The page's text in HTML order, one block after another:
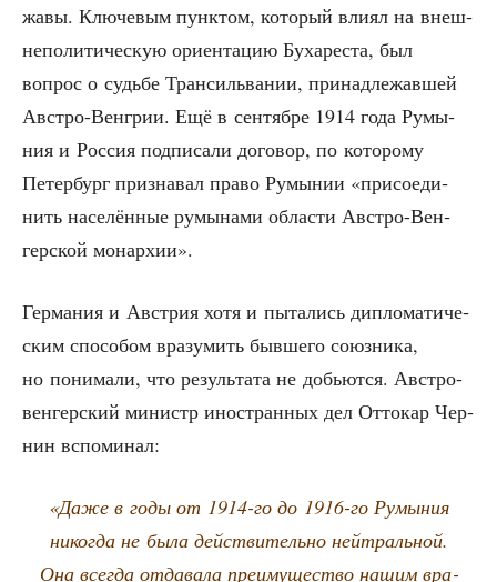
жа­вы. Клю­че­вым пунк­том, кото­рый вли­ял на внеш­
не­по­ли­ти­че­скую ори­ен­та­цию Буха­ре­ста, был
вопрос о судь­бе Тран­силь­ва­нии, при­над­ле­жав­шей
Авст­ро-Вен­грии. Ещё в сен­тяб­ре 1914 года Румы­
ния и Рос­сия под­пи­са­ли дого­вор, по кото­ро­му
Петер­бург при­зна­вал пра­во Румы­нии «при­со­еди­
нить насе­лён­ные румы­на­ми обла­сти Авст­ро-Вен­
гер­ской монархии».
Гер­ма­ния и Австрия хотя и пыта­лись дипло­ма­ти­че­
ским спо­со­бом вра­зу­мить быв­ше­го союз­ни­ка,
но пони­ма­ли, что резуль­та­та не добьют­ся. Авст­ро-
вен­гер­ский министр ино­стран­ных дел Отто­кар Чер­
нин вспоминал:
«Даже в годы от 1914-го до 1916-го Румы­ния
нико­гда не была дей­стви­тель­но ней­траль­ной.
Она все­гда отда­ва­ла пре­иму­ще­ство нашим вра­